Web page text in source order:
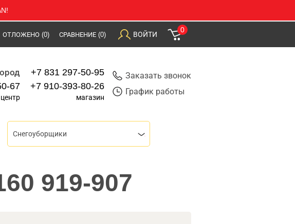
ОТЛОЖЕНО (0) СРАВНЕНИЕ (0) ВОЙТИ
0
67
+7 831 297-50-95
+7 910-393-80-26
магазин
Заказать звонок
График работы
Снегоуборщики
919-907